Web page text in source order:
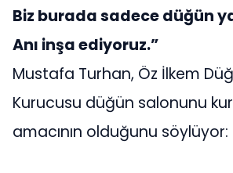
Biz burada sadece düğün
Anı inşa ediyoruz.”
Mustafa Turhan, Öz İlkem
Kurucusu düğün salonunu
amacının olduğunu söylüyor: